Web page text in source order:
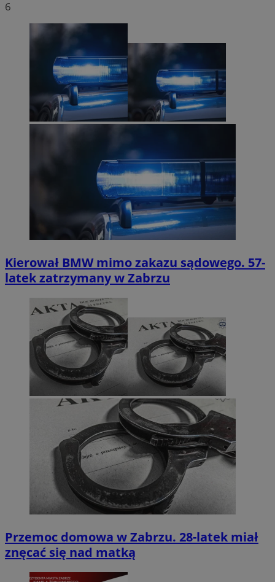
6
Kierował BMW mimo zakazu sądowego. 57-
latek zatrzymany w Zabrzu
Przemoc domowa w Zabrzu. 28-latek miał
znęcać się nad matką